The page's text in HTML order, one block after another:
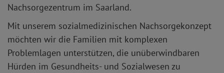
Nachsorgezentrum im Saarland.
Mit unserem sozialmedizinischen Nachsorgekonzept
möchten wir die Familien mit komplexen
Problemlagen unterstützen, die unüberwindbaren
Hürden im Gesundheits- und Sozialwesen zu